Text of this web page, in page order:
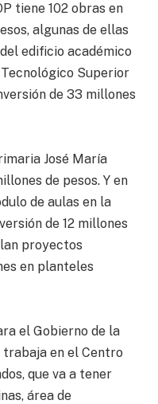
tiene 102 obras en
algunas de ellas
edificio académico
Superior
de 33 millones
José María
de pesos. Y en
de aulas en la
de 12 millones
proyectos
en planteles
el Gobierno de la
trabaja en el Centro
que va a tener
área de